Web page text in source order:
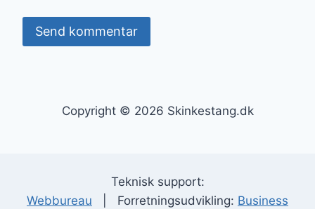
Copyright © 2026 Skinkestang.dk
Teknisk support:
Webbureau | Forretningsudvikling: Business